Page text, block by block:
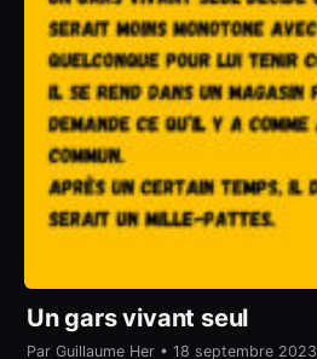
Un gars vivant seul
Par Guillaume Her • 18 septembre 2023